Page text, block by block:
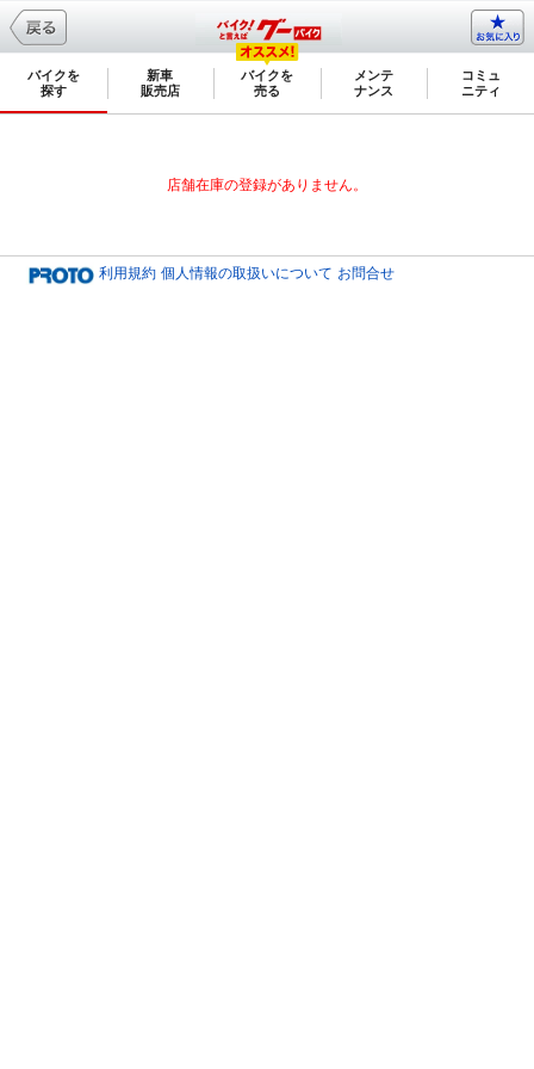
バイクを
探す
新車
販売店
バイクを
売る
メンテ
ナンス
コミュ
ニティ
店舗在庫の登録がありません。
利用規約 個人情報の取扱いについて お問合せ